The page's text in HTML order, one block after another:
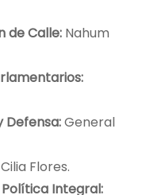
de Calle: Nahum
Defensa:General
Cilia Flores.
Integral: